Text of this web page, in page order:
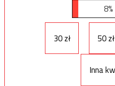
8%
30 zł 50 zł
Inna